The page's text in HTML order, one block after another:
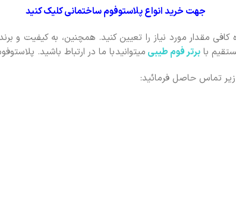
جهت خرید انواع پلاستوفوم ساختمانی کلیک کنید
کافی مقدار مورد نیاز را تعیین کنید. همچنین، به کیفیت و
با برتر فوم طیبی میتوانیدبا ما در ارتباط باشید.
تماس حاصل فرمائید: